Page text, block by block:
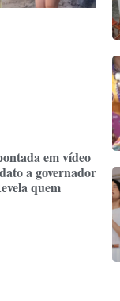
em vídeo
a governador
quem